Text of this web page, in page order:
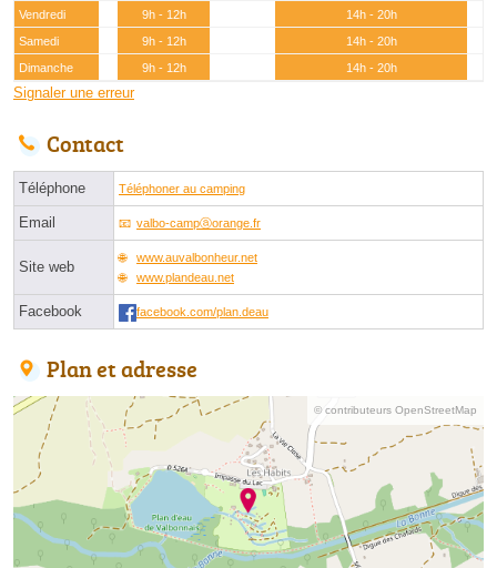
Vendredi
9h - 12h
14h - 20h
Samedi
9h - 12h
14h - 20h
Dimanche
9h - 12h 14h - 20h
Signaler une erreur
Contact
Téléphone Téléphoner au camping
Email valbo-campⓐorange.fr
Site web
www.auvalbonheur.net
www.plandeau.net
Facebook facebook.com/plan.deau
Plan et adresse
© contributeurs OpenStreetMap